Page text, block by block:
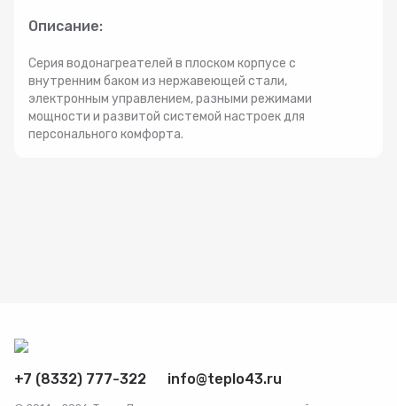
Описание:
Серия водонагреателей в плоском корпусе с
внутренним баком из нержавеющей стали,
электронным управлением, разными режимами
мощности и развитой системой настроек для
персонального комфорта.
+7 (8332) 777-322 info@teplo43.ru